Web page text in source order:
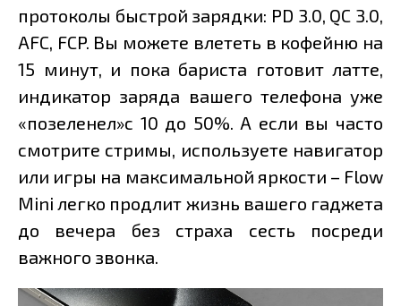
протоколы быстрой зарядки: PD 3.0, QC 3.0,
AFC, FCP. Вы можете влететь в кофейню на
15 минут, и пока бариста готовит латте,
индикатор заряда вашего телефона уже
«позеленел»с 10 до 50%. А если вы часто
смотрите стримы, используете навигатор
или игры на максимальной яркости – Flow
Mini легко продлит жизнь вашего гаджета
до вечера без страха сесть посреди
важного звонка.